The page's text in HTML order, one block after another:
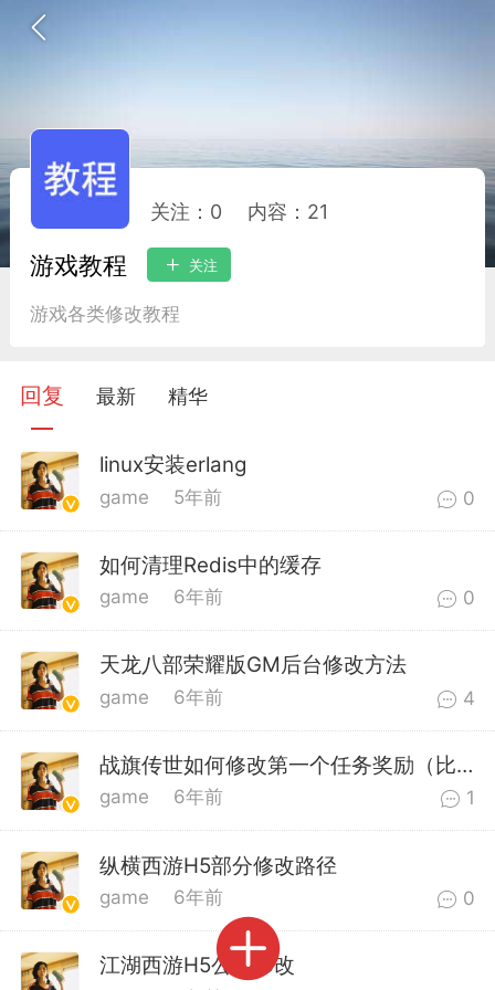
入驻 菜鸟阁学
商城 抽奖 转盘
游戏 问答 会员
人必看
道的知识
秀圈子
注的圈子
大神入驻,菜鸟阁有您更精彩! 2020/9/18
菜鸟阁官方
28 10:29
电脑端 网站源码
关注： 0 内容： 21
游戏教程 关注
游戏各类修改教程
回复 最新 精华
linux安装erlang
game 5年前 0
如何清理Redis中的缓存
game 6年前 0
天龙八部荣耀版GM后台修改方法
game 6年前 4
战旗传世如何修改第一个任务奖励（比如去掉新手礼包奖励）
game 6年前 1
纵横西游H5部分修改路径
game 6年前 0
江湖西游H5公告修改